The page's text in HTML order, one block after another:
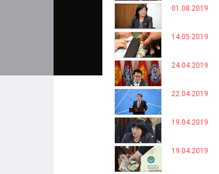
01.08.2019
14.05.2019
24.04.2019
22.04.2019
19.04.2019
19.04.2019